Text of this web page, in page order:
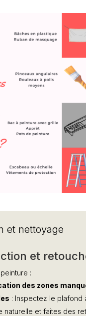
et nettoyage
et
:
des zones
: Inspectez le plafond
naturelle et faites des